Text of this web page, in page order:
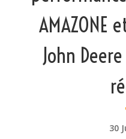
AMAZONE
John
30